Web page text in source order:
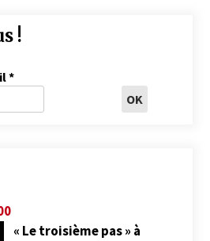
!
*
« Le troisième pas » à